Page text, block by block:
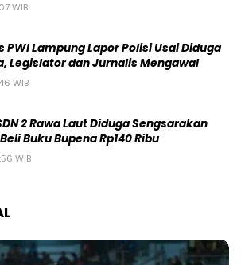
WIB
PWI Lampung Lapor Polisi Usai Diduga
Legislator dan Jurnalis Mengawal
WIB
2 Rawa Laut Diduga Sengsarakan
Buku Bupena Rp140 Ribu
WIB